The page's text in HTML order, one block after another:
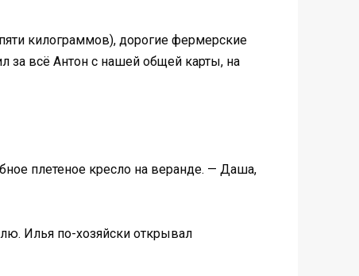
килограммов), дорогие фермерские
за всё Антон с нашей общей карты, на
плетеное кресло на веранде. — Даша,
Илья по-хозяйски открывал